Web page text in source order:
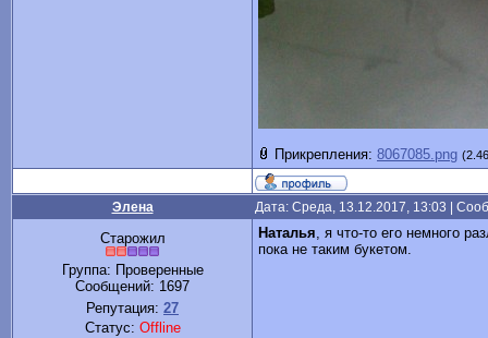
Прикрепления: 8067085.png
Элена Дата: Среда, 13.12.2017, 13:03 |
Старожил
Группа: Проверенные
Сообщений: 1697
Репутация: 27
Статус: Offline
Наталья, я что-то его немного
пока не таким букетом.